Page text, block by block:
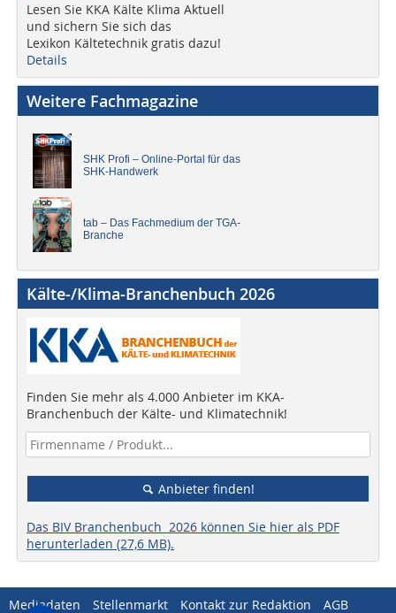
Lesen Sie KKA Kälte Klima Aktuell
und sichern Sie sich das
Lexikon Kältetechnik gratis dazu!
Details
Weitere Fachmagazine
SHK Profi – Online-Portal für das
SHK-Handwerk
tab – Das Fachmedium der TGA-
Branche
Kälte-/Klima-Branchenbuch 2026
Finden Sie mehr als 4.000 Anbieter im KKA-
Branchenbuch der Kälte- und Klimatechnik!
Anbieter finden!
Das BIV Branchenbuch 2026 können Sie hier als PDF
herunterladen (27,6 MB).
Mediadaten Stellenmarkt Kontakt zur Redaktion AGB